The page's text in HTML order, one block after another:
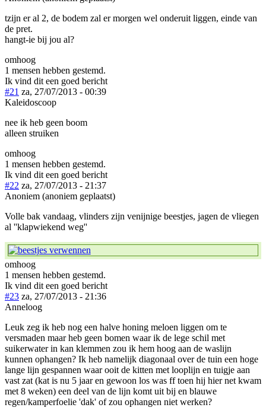
tzijn er al 2, de bodem zal er morgen wel onderuit liggen, einde van
de pret.
hangt-ie bij jou al?
omhoog
1 mensen hebben gestemd.
Ik vind dit een goed bericht
#21 za, 27/07/2013 - 00:39
Kaleidoscoop
nee ik heb geen boom
alleen struiken
omhoog
1 mensen hebben gestemd.
Ik vind dit een goed bericht
#22 za, 27/07/2013 - 21:37
Anoniem (anoniem geplaatst)
Volle bak vandaag, vlinders zijn venijnige beestjes, jagen de vliegen
al ''klapwiekend weg''
omhoog
1 mensen hebben gestemd.
Ik vind dit een goed bericht
#23 za, 27/07/2013 - 21:36
Anneloog
Leuk zeg ik heb nog een halve honing meloen liggen om te
versmaden maar heb geen bomen waar ik de lege schil met
suikerwater in kan klemmen zou ik hem hoog aan de waslijn
kunnen ophangen? Ik heb namelijk diagonaal over de tuin een hoge
lange lijn gespannen waar ooit de kitten met looplijn en tuigje aan
vast zat (kat is nu 5 jaar en gewoon los was ff toen hij hier net kwam
met 8 weken) een deel van de lijn komt uit bij en blauwe
regen/kamperfoelie 'dak' of zou ophangen niet werken?